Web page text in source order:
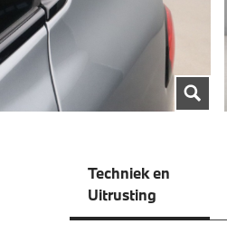
Techniek en
Uitrusting